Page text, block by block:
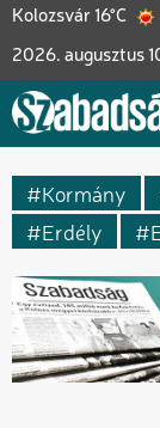
Ugrás
tartalomra
Kolozsvár 16°C
2026. augusztus
Kormány
Erdély